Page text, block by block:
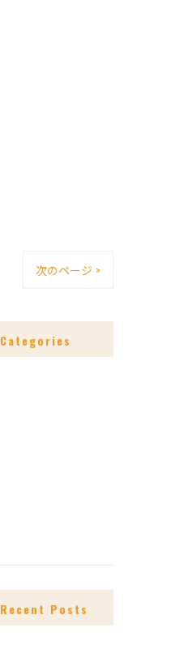
次のページ >
Categories
Recent Posts